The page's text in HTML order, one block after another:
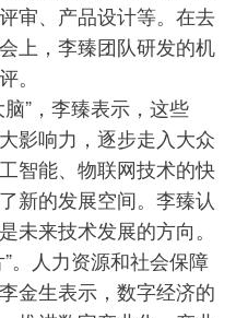
审、产品设计等。在去
上，李臻团队研发的机
。
”，李臻表示，这些
影响力，逐步走入大众
智能、物联网技术的快
新的发展空间。李臻认
未来技术发展的方向。
人力资源和社会保障
金生表示，数字经济的